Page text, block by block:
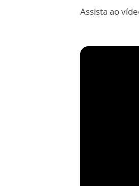
Assista ao